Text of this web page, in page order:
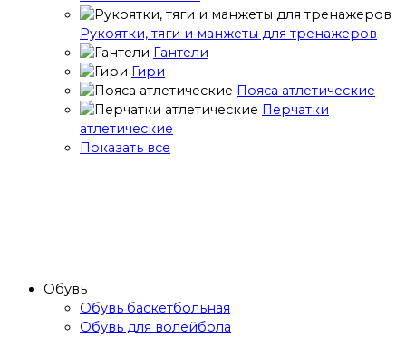
Рукоятки, тяги и манжеты для тренажеров
Гантели
Гири
Пояса атлетические
Перчатки
атлетические
Показать все
Обувь
Обувь баскетбольная
Обувь для волейбола